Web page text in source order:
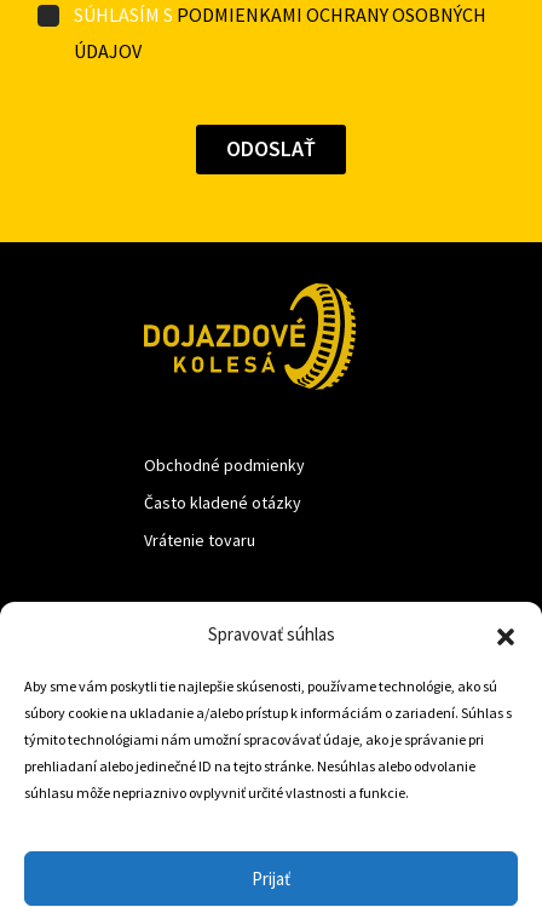
Spravovať súhlas
Aby sme vám poskytli tie najlepšie skúsenosti, používame technológie, ako sú
súbory cookie na ukladanie a/alebo prístup k informáciám o zariadení. Súhlas s
týmito technológiami nám umožní spracovávať údaje, ako je správanie pri
prehliadaní alebo jedinečné ID na tejto stránke. Nesúhlas alebo odvolanie
súhlasu môže nepriaznivo ovplyvniť určité vlastnosti a funkcie.
Prijať
SÚHLASÍM S PODMIENKAMI OCHRANY OSOBNÝCH
ÚDAJOV
Obchodné podmienky
Často kladené otázky
Vrátenie tovaru
Trstená 02801
+421 905 806 234